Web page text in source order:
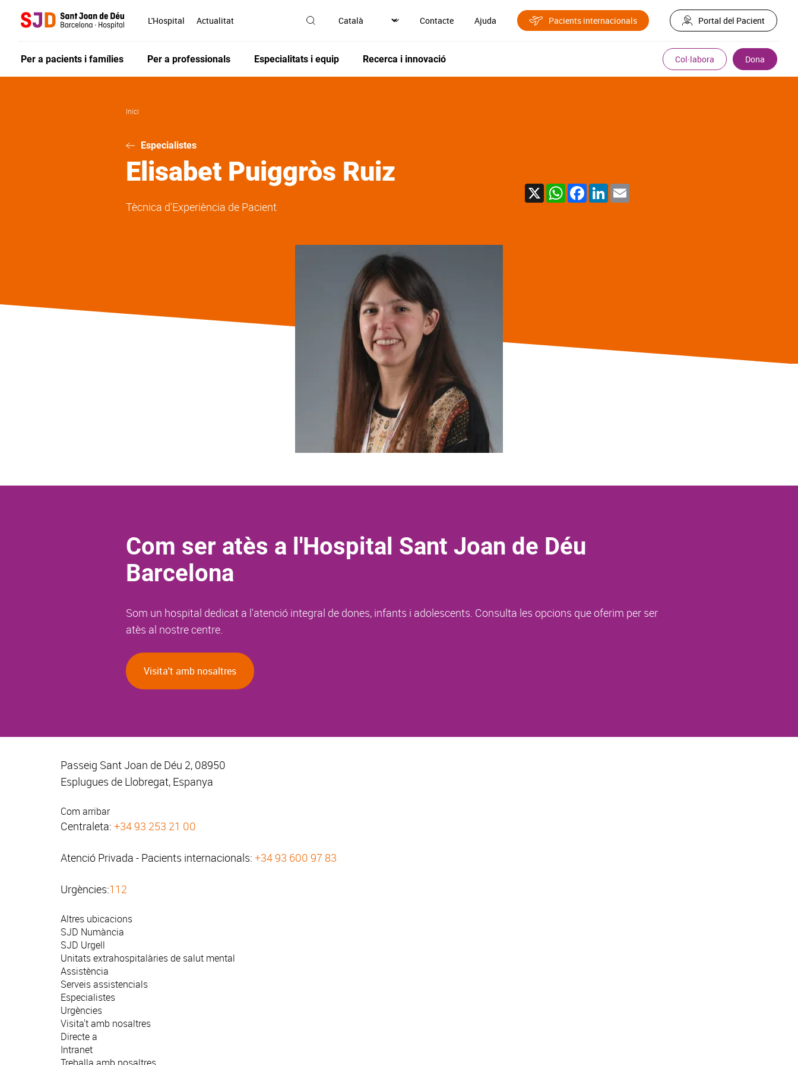
L'Hospital Actualitat Contacte Ajuda Pacients internacionals Portal del Pacient
Per a pacients i famílies Per a professionals Especialitats i equip Recerca i innovació Col·labora Dona
Inici
Especialistes
Elisabet Puiggròs Ruiz
Tècnica d'Experiència de Pacient
X WhatsAppFacebook
LinkedIn
Com ser atès a l'Hospital Sant Joan de Déu
Barcelona
Som un hospital dedicat a l'atenció integral de dones, infants i adolescents. Consulta les opcions que oferim per ser
atès al nostre centre.
Visita't amb nosaltres
Passeig Sant Joan de Déu 2, 08950
Esplugues de Llobregat, Espanya
Com arribar
Centraleta: +34 93 253 21 00
Atenció Privada - Pacients internacionals: +34 93 600 97 83
Urgències:112
Altres ubicacions
SJD Numància
SJD Urgell
Unitats extrahospitalàries de salut mental
Assistència
Serveis assistencials
Especialistes
Urgències
Visita't amb nosaltres
Directe a
Intranet